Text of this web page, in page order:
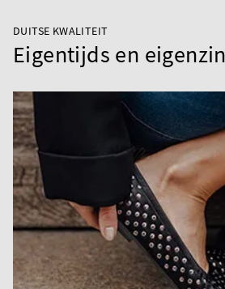
DUITSE KWALITEIT
Eigentijds en